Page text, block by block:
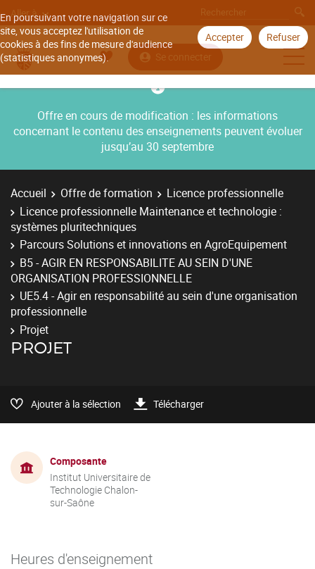
En poursuivant votre navigation sur ce
site, vous acceptez l'utilisation de
cookies à des fins de mesure d'audience
(statistiques anonymes).
Accepter Refuser
Aller à
Se connecter
Offre en cours de modification : les informations
concernant le contenu des enseignements peuvent évoluer
jusqu’au 30 septembre
Accueil Offre de formation
Licence professionnelle
Licence professionnelle Maintenance et technologie :
systèmes pluritechniques
Parcours Solutions et innovations en AgroEquipement
B5 - AGIR EN RESPONSABILITE AU SEIN D'UNE
ORGANISATION PROFESSIONNELLE
UE5.4 - Agir en responsabilité au sein d'une organisation
professionnelle
Projet
PROJET
Ajouter à la sélection Télécharger
Composante
Institut Universitaire de
Technologie Chalon-
sur-Saône
Heures d'enseignement